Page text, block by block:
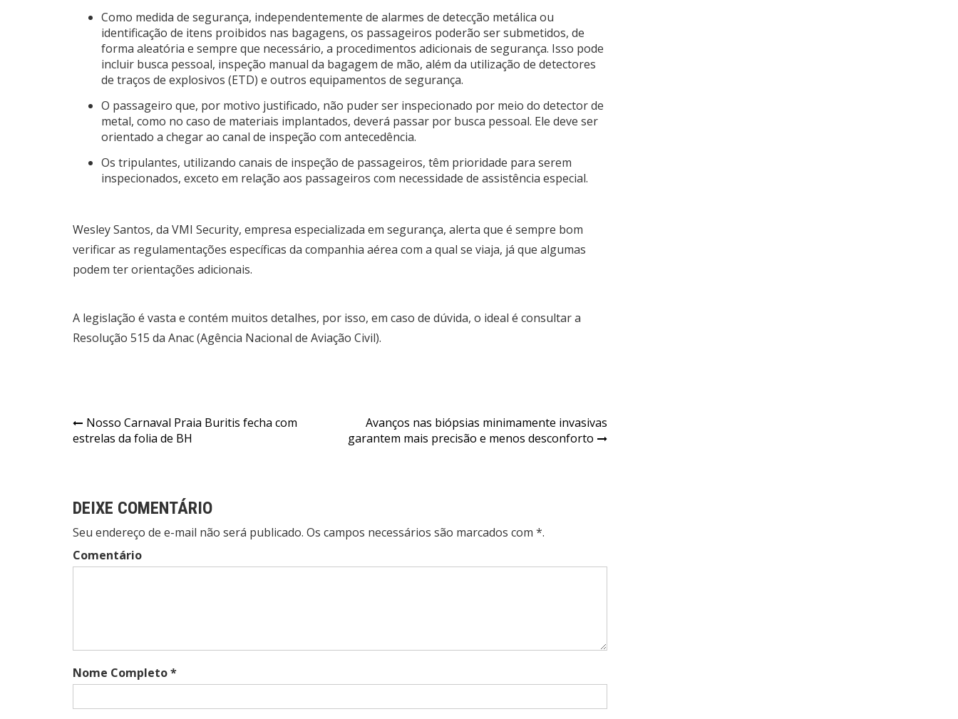
Como medida de segurança, independentemente de alarmes de detecção metálica ou
identificação de itens proibidos nas bagagens, os passageiros poderão ser submetidos, de
forma aleatória e sempre que necessário, a procedimentos adicionais de segurança. Isso pode
incluir busca pessoal, inspeção manual da bagagem de mão, além da utilização de detectores
de traços de explosivos (ETD) e outros equipamentos de segurança.
O passageiro que, por motivo justificado, não puder ser inspecionado por meio do detector de
metal, como no caso de materiais implantados, deverá passar por busca pessoal. Ele deve ser
orientado a chegar ao canal de inspeção com antecedência.
Os tripulantes, utilizando canais de inspeção de passageiros, têm prioridade para serem
inspecionados, exceto em relação aos passageiros com necessidade de assistência especial.
Wesley Santos, da VMI Security, empresa especializada em segurança, alerta que é sempre bom
verificar as regulamentações específicas da companhia aérea com a qual se viaja, já que algumas
podem ter orientações adicionais.
A legislação é vasta e contém muitos detalhes, por isso, em caso de dúvida, o ideal é consultar a
Resolução 515 da Anac (Agência Nacional de Aviação Civil).
Navegação
de
Nosso Carnaval Praia Buritis fecha com
estrelas da folia de BH
Avanços nas biópsias minimamente invasivas
garantem mais precisão e menos desconforto
DEIXE COMENTÁRIO
Seu endereço de e-mail não será publicado. Os campos necessários são marcados com *.
Comentário
Nome Completo *